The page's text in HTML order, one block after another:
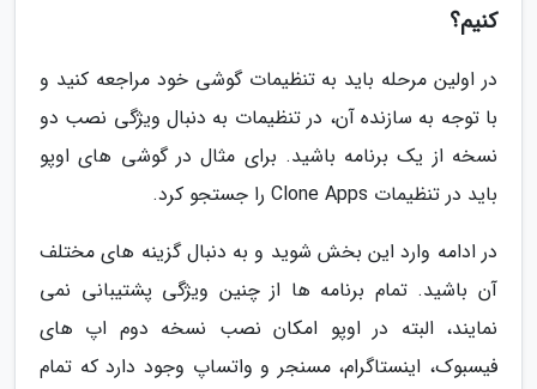
کنیم؟
در اولین مرحله باید به تنظیمات گوشی خود مراجعه کنید و
با توجه به سازنده آن، در تنظیمات به دنبال ویژگی نصب دو
نسخه از یک برنامه باشید. برای مثال در گوشی های اوپو
باید در تنظیمات Clone Apps را جستجو کرد.
در ادامه وارد این بخش شوید و به دنبال گزینه های مختلف
آن باشید. تمام برنامه ها از چنین ویژگی پشتیبانی نمی
نمایند، البته در اوپو امکان نصب نسخه دوم اپ های
فیسبوک، اینستاگرام، مسنجر و واتساپ وجود دارد که تمام